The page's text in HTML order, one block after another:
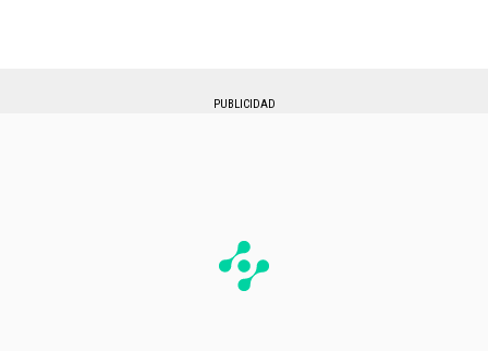
PUBLICIDAD